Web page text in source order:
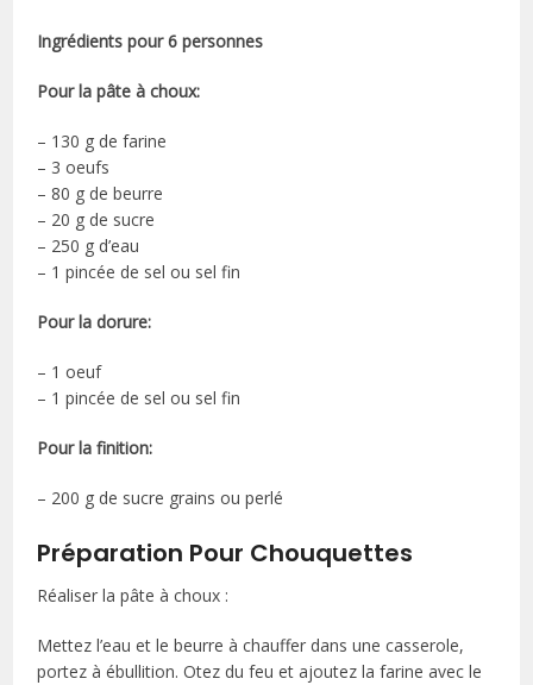
Ingrédients pour 6 personnes
Pour la pâte à choux:
– 130 g de farine
– 3 oeufs
– 80 g de beurre
– 20 g de sucre
– 250 g d’eau
– 1 pincée de sel ou sel fin
Pour la dorure:
– 1 oeuf
– 1 pincée de sel ou sel fin
Pour la finition:
– 200 g de sucre grains ou perlé
Préparation Pour Chouquettes
Réaliser la pâte à choux :
Mettez l’eau et le beurre à chauffer dans une casserole,
portez à ébullition. Otez du feu et ajoutez la farine avec le